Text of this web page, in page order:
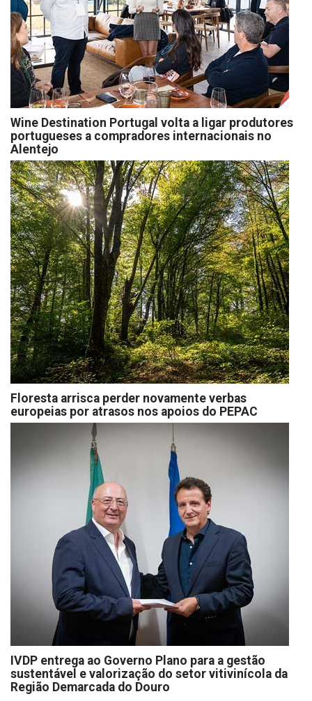
Wine Destination Portugal volta a ligar produtores
portugueses a compradores internacionais no
Alentejo
Floresta arrisca perder novamente verbas
europeias por atrasos nos apoios do PEPAC
IVDP entrega ao Governo Plano para a gestão
sustentável e valorização do setor vitivinícola da
Região Demarcada do Douro